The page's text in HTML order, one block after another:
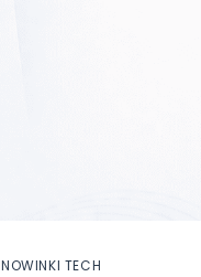
NOWINKI TECH